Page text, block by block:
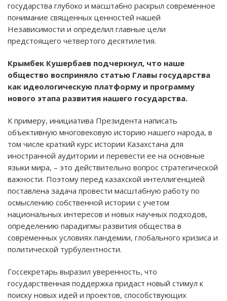
государства глубоко и масштабно раскрыл современное
понимание священных ценностей нашей
Независимости и определил главные цели
предстоящего четвертого десятилетия.
Крымбек Кушербаев подчеркнул, что наше
общество восприняло статью Главы государства
как идеологическую платформу и программу
нового этапа развития нашего государства.
К примеру, инициатива Президента написать
объективную многовековую историю нашего народа, в
том числе краткий курс истории Казахстана для
иностранной аудитории и перевести ее на основные
языки мира, – это действительно вопрос стратегической
важности. Поэтому перед казахской интеллигенцией
поставлена задача провести масштабную работу по
осмыслению собственной истории с учетом
национальных интересов и новых научных подходов,
определению парадигмы развития общества в
современных условиях пандемии, глобального кризиса и
политической турбулентности.
Госсекретарь выразил уверенность, что
государственная поддержка придаст новый стимул к
поиску новых идей и проектов, способствующих